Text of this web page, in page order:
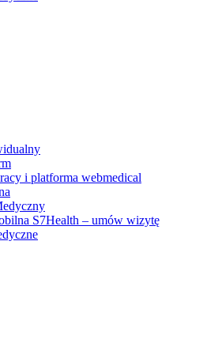
i platforma webmedical
S7Health – umów wizytę